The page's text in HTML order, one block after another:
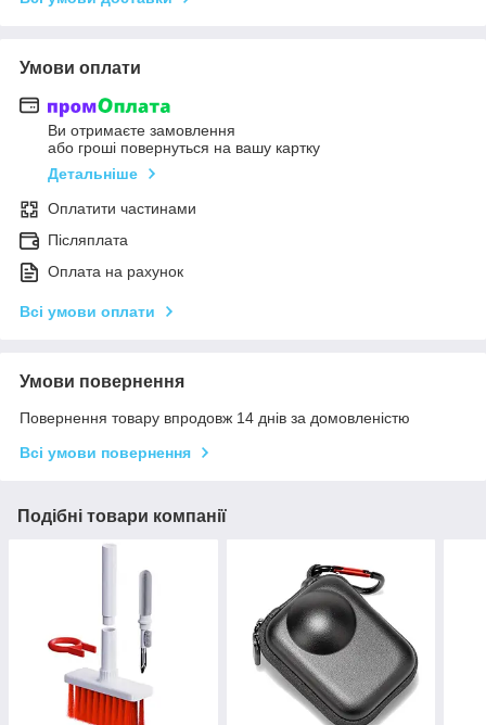
Умови оплати
Ви отримаєте замовлення
або гроші повернуться на вашу картку
Детальніше
Оплатити частинами
Післяплата
Оплата на рахунок
Всі умови оплати
Умови повернення
Повернення товару впродовж 14 днів за домовленістю
Всі умови повернення
Подібні товари компанії